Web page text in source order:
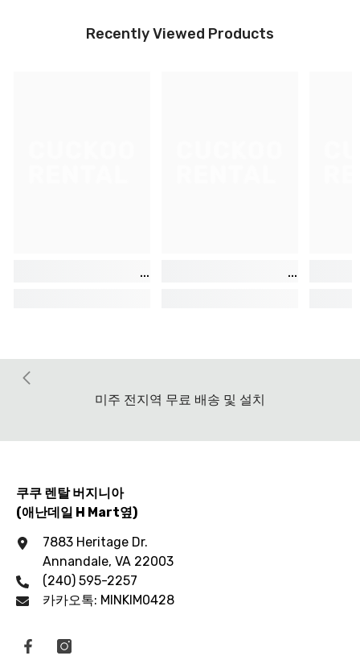
Recently Viewed Products
미주 전지역 무료 배송 및 설치
쿠쿠 렌탈 버지니아
(애난데일 H Mart옆)
7883 Heritage Dr.
Annandale, VA 22003
(240) 595-2257
카카오톡: MINKIM0428